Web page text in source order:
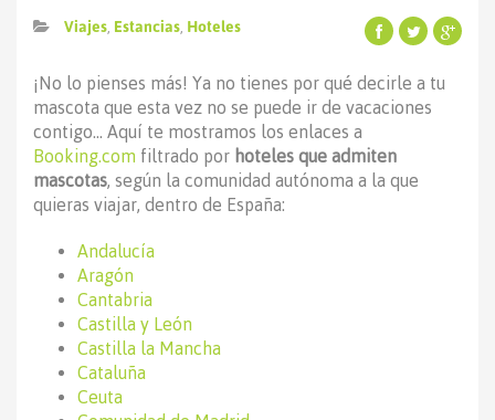
Viajes Estancias Hoteles
¡No lo pienses más! Ya no tienes por qué decirle a tu
mascota que esta vez no se puede ir de vacaciones
contigo... Aquí te mostramos los enlaces a
Booking.com filtrado por hoteles que admiten
mascotas, según la comunidad autónoma a la que
quieras viajar, dentro de España:
Andalucía
Aragón
Cantabria
Castilla y León
Castilla la Mancha
Cataluña
Ceuta